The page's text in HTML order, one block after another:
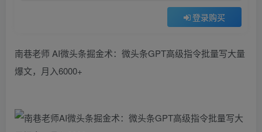
登录购买
南巷老师 AI微头条掘金术：微头条GPT高级指令批量写大量
爆文，月入6000+